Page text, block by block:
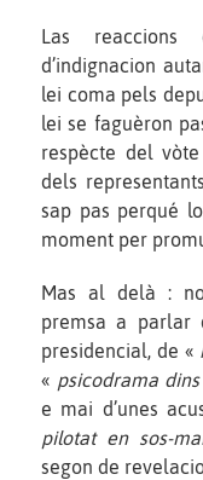
Las reaccions
d’indignacion
lei coma pels
lei se faguèron
respècte del
dels
sap pas perqué
moment per
Mas al delà :
premsa a
presidencial, de «
« psicodrama
e mai d’unes
pilotat en sos-
segon de